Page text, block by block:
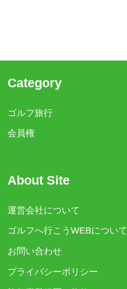
Category
ゴルフ旅行
会員権
About Site
運営会社について
ゴルフへ行こうWEBについて
お問い合わせ
プライバシーポリシー